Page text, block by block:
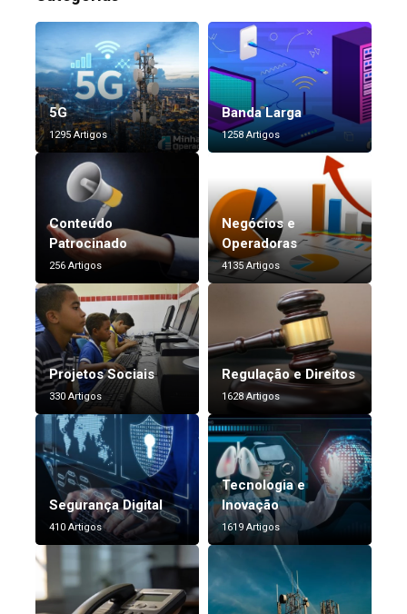
5G
1295 Artigos
Banda Larga
1258 Artigos
Conteúdo
Patrocinado
256 Artigos
Negócios e
Operadoras
4135 Artigos
Projetos Sociais
330 Artigos
Regulação e Direitos
1628 Artigos
Segurança Digital
410 Artigos
Tecnologia e
Inovação
1619 Artigos